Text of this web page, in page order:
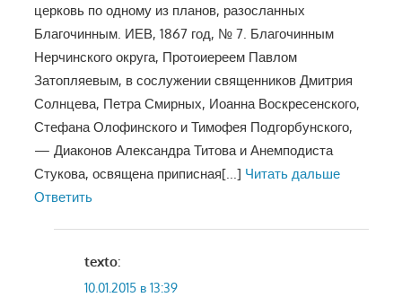
церковь по одному из планов, разосланных
Благочинным. ИЕВ, 1867 год, № 7. Благочинным
Нерчинского округа, Протоиереем Павлом
Затопляевым, в сослужении священников Дмитрия
Солнцева, Петра Смирных, Иоанна Воскресенского,
Стефана Олофинского и Тимофея Подгорбунского,
— Диаконов Александра Титова и Анемподиста
Стукова, освящена приписная[...] Читать дальше
Ответить
texto:
10.01.2015 в 13:39